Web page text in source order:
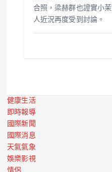
合照，梁赫群也證實小
人近況再度受到討論。
健康生活
即時報導
國際新聞
國際消息
天氣氣象
娛樂影視